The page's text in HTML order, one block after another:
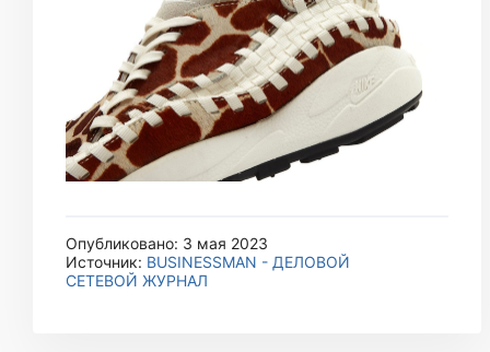
Опубликовано: 3 мая 2023
Источник: BUSINESSMAN - ДЕЛОВОЙ
СЕТЕВОЙ ЖУРНАЛ